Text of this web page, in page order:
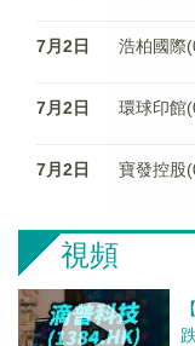
7月2日 浩柏國際
7月2日 環球印館
7月2日 寶發控股
視頻
跌